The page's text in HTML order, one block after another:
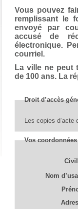
Vous pouvez
remplissant le
envoyé par
accusé de
électronique.
courriel.
La ville ne peut
de 100 ans. La
Droit d’accès
Les copies
Vos coordonnées
Nom